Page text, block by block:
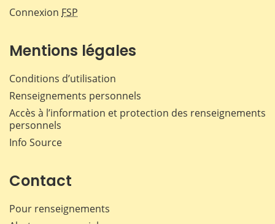
Connexion FSP
Mentions légales
Conditions d’utilisation
Renseignements personnels
Accès à l’information et protection des renseignements
personnels
Info Source
Contact
Pour renseignements